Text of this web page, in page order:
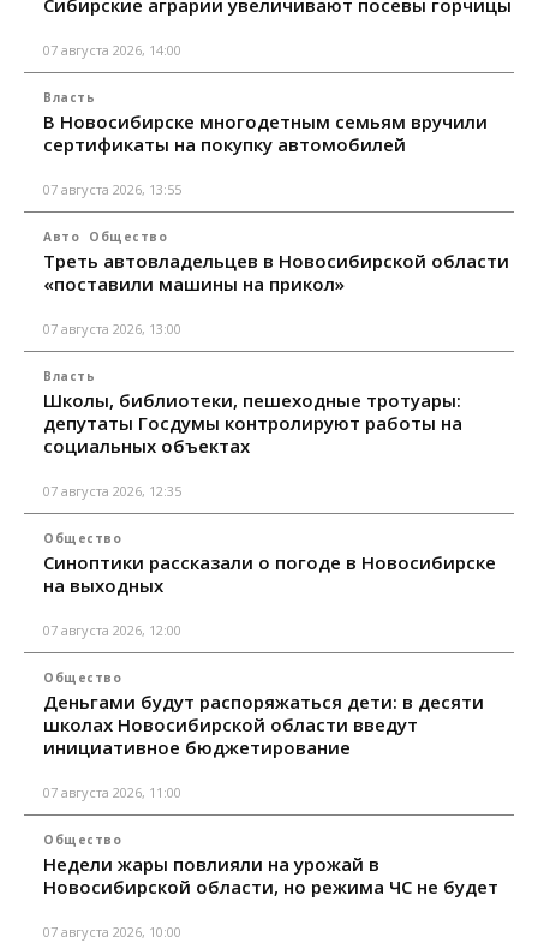
07 августа 2026, 14:00
Власть
В Новосибирске многодетным семьям вручили
сертификаты на покупку автомобилей
07 августа 2026, 13:55
Авто Общество
Треть автовладельцев в Новосибирской области
«поставили машины на прикол»
07 августа 2026, 13:00
Власть
Школы, библиотеки, пешеходные тротуары:
депутаты Госдумы контролируют работы на
социальных объектах
07 августа 2026, 12:35
Общество
Синоптики рассказали о погоде в Новосибирске
на выходных
07 августа 2026, 12:00
Общество
Деньгами будут распоряжаться дети: в десяти
школах Новосибирской области введут
инициативное бюджетирование
07 августа 2026, 11:00
Общество
Недели жары повлияли на урожай в
Новосибирской области, но режима ЧС не будет
07 августа 2026, 10:00